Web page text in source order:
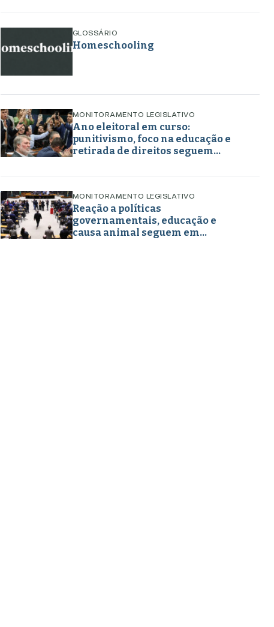
gênero, educação e
GLOSSÁRIO
Homeschooling
MONITORAMENTO LEGISLATIVO
Ano eleitoral em curso:
punitivismo, foco na educação e
retirada de direitos seguem
2026
MONITORAMENTO LEGISLATIVO
Reação a políticas
governamentais, educação e
causa animal seguem em